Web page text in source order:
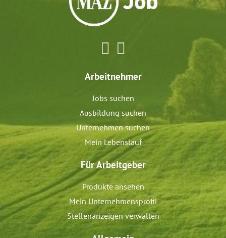
Arbeitnehmer
Jobs suchen
Ausbildung suchen
Unternehmen suchen
Mein Lebenslauf
Für Arbeitgeber
Produkte ansehen
Mein Unternehmensprofil
Stellenanzeigen verwalten